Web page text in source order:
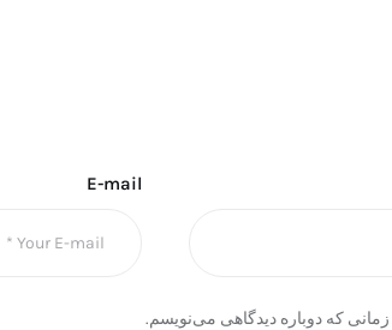
E-mail
که دوباره دیدگاهی می‌نویسم.